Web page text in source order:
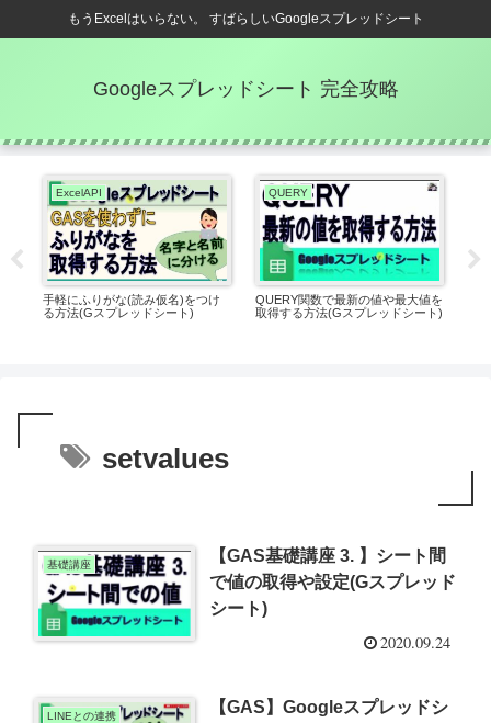
もうExcelはいらない。 すばらしいGoogleスプレッドシート
Googleスプレッドシート 完全攻略
ExcelAPI
手軽にふりがな(読み仮名)をつけ
る方法(Gスプレッドシート)
QUERY
QUERY関数で最新の値や最大値を
取得する方法(Gスプレッドシート)
setvalues
基礎講座
【GAS基礎講座 3. 】シート間
で値の取得や設定(Gスプレッド
シート)
2020.09.24
LINEとの連携
【GAS】Googleスプレッドシ